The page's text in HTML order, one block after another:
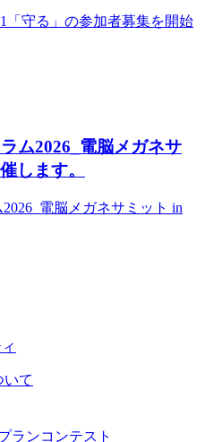
「守る」の参加者募集を開始
ム2026_電脳メガネサ
します。
電脳メガネサミット in
いて
ランコンテスト